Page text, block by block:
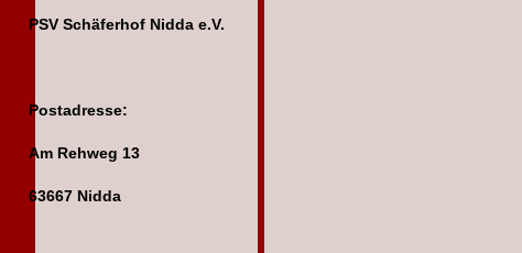
PSV Schäferhof Nidda e.V.
Postadresse:
Am Rehweg 13
63667 Nidda